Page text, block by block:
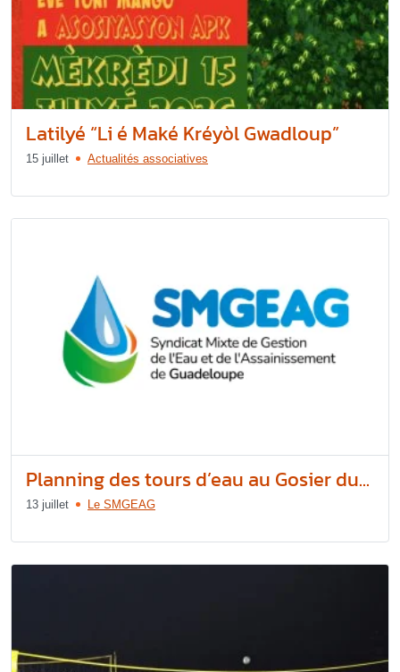
Latilyé “Li é Maké Kréyòl Gwadloup”
15 juillet Actualités associatives
Planning des tours d’eau au Gosier du...
13 juillet Le SMGEAG